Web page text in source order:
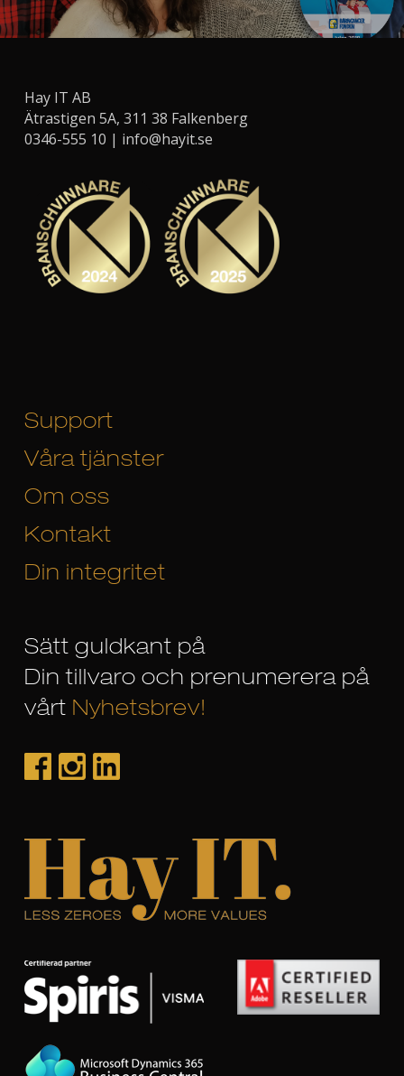
Hay IT AB
Ätrastigen 5A, 311 38 Falkenberg
0346-555 10 | info@hayit.se
Support
Våra tjänster
Om oss
Kontakt
Din integritet
Sätt guldkant på
Din tillvaro och prenumerera på
vårt Nyhetsbrev!